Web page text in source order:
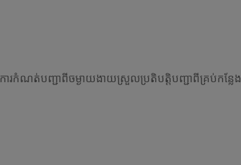
ការកំណត់បញ្ជាពីចម្ងាយងាយស្រួលប្រតិបត្តិបញ្ជាពីគ្រប់កន្លែង